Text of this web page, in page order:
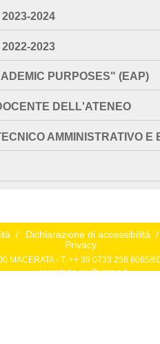
2024
2023
PURPOSES" (EAP)
DELL'ATENEO
AMMINISTRATIVO
/ Dichiarazione di accessibilità /
Privacy
MACERATA - T. ++ 39 0733 258 6065/
segreteria.cla@unimc.it